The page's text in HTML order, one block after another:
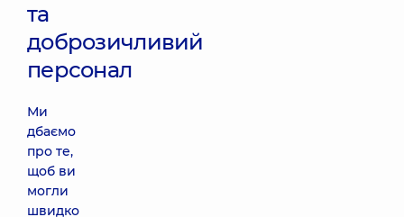
та
доброзичливий
персонал
Ми
дбаємо
про те,
щоб ви
могли
швидко